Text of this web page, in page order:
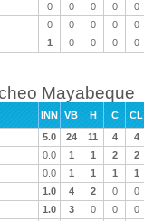
0 0 0 0 0
0 0 0 0 0
1 0 0 0 0
Mayabeque
INN VB H C CL
5.0 24 11 4 4
0.0 1 1 2 2
0.0 1 1 1 1
1.0 4 2 0 0
1.0 3 0 0 0